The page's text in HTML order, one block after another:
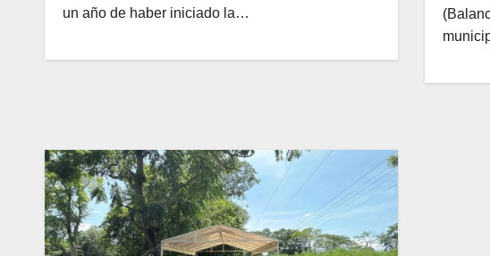
un año de haber iniciado la…